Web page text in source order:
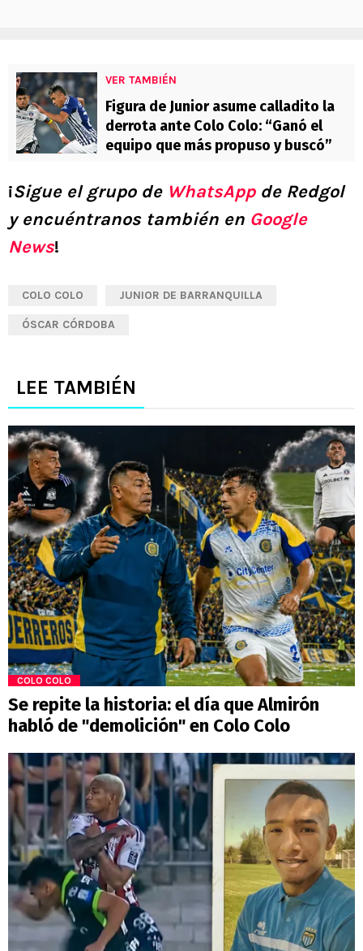
VER TAMBIÉN
Figura de Junior asume calladito la
derrota ante Colo Colo: “Ganó el
equipo que más propuso y buscó”
¡Sigue el grupo de WhatsAppde Redgol
y encuéntranos también en Google
News!
COLO COLO JUNIOR DE BARRANQUILLA
ÓSCAR CÓRDOBA
LEE TAMBIÉN
COLO COLO
Se repite la historia: el día que Almirón
habló de "demolición" en Colo Colo